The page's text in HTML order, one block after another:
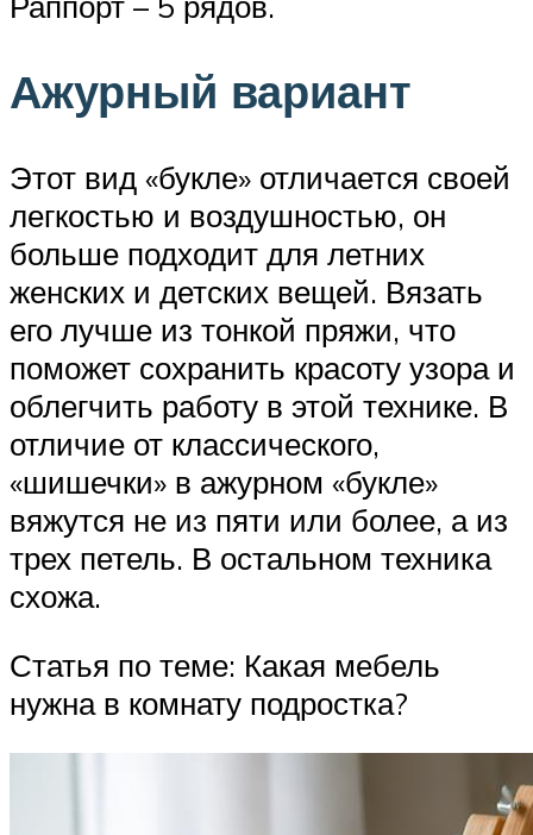
Ажурный вариант
Этот вид «букле» отличается своей
легкостью и воздушностью, он
больше подходит для летних
женских и детских вещей. Вязать
его лучше из тонкой пряжи, что
поможет сохранить красоту узора и
облегчить работу в этой технике. В
отличие от классического,
«шишечки» в ажурном «букле»
вяжутся не из пяти или более, а из
трех петель. В остальном техника
схожа.
Статья по теме: Какая мебель
нужна в комнату подростка?